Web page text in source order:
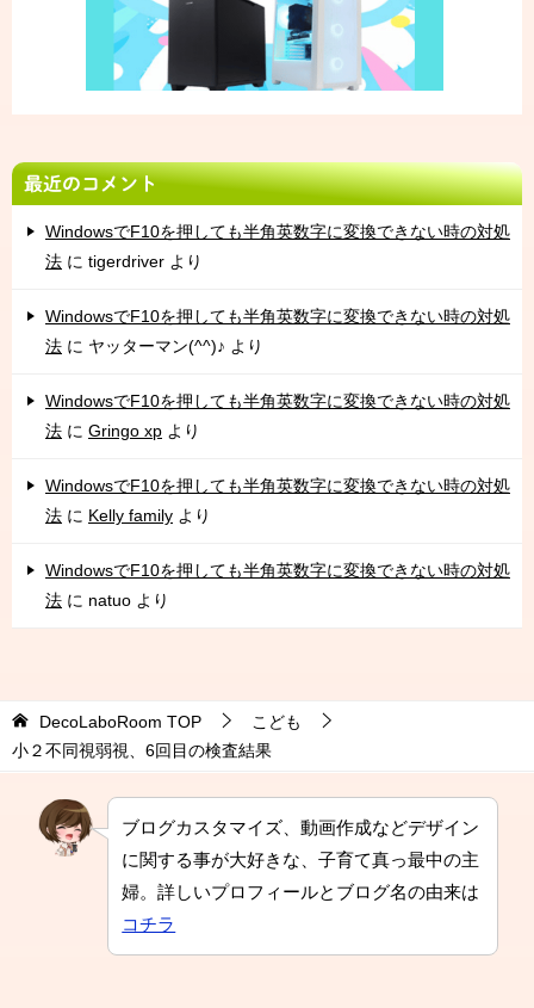
最近のコメント
WindowsでF10を押しても半角英数字に変換できない時の対処
法 に tigerdriver より
WindowsでF10を押しても半角英数字に変換できない時の対処
法 に ヤッターマン(^^)♪ より
WindowsでF10を押しても半角英数字に変換できない時の対処
法 に Gringo xp より
WindowsでF10を押しても半角英数字に変換できない時の対処
法 に Kelly family より
WindowsでF10を押しても半角英数字に変換できない時の対処
法 に natuo より
DecoLaboRoom TOP
こども
小２不同視弱視、6回目の検査結果
ブログカスタマイズ、動画作成などデザイン
に関する事が大好きな、子育て真っ最中の主
婦。詳しいプロフィールとブログ名の由来は
コチラ